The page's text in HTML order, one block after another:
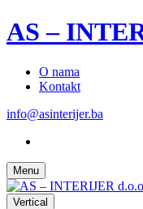
AS –
O nama
Kontakt
info@asinterijer.ba
Menu
Vertical